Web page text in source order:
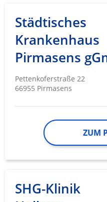
Städtisches
Krankenhaus
Pirmasens
Pettenkoferstraße 22
66955 Pirmasens
ZUM
SHG-Klinik
Entwicklung und
Angebote
Verwendung reduzierter
von Inhalten
Verwendung genauer
Geräte anhand von aktiv
Nicht-IAB-Verarbeitungszwecke:
Notwendig
Funktional